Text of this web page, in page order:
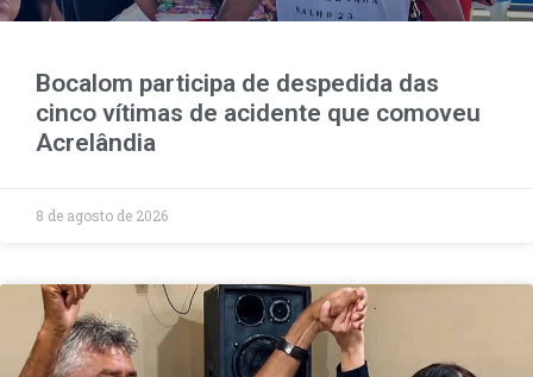
Bocalom participa de despedida das
cinco vítimas de acidente que comoveu
Acrelândia
8 de agosto de 2026